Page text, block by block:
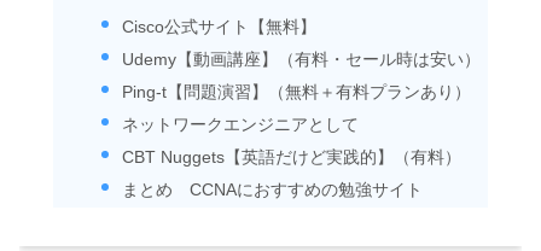
Cisco公式サイト【無料】
Udemy【動画講座】（有料・セール時は安い）
Ping-t【問題演習】（無料＋有料プランあり）
ネットワークエンジニアとして
CBT Nuggets【英語だけど実践的】（有料）
まとめ CCNAにおすすめの勉強サイト